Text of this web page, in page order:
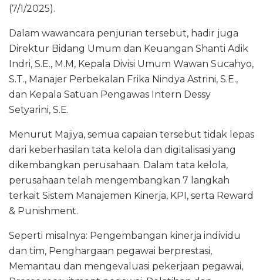
(7/1/2025).
Dalam wawancara penjurian tersebut, hadir juga
Direktur Bidang Umum dan Keuangan Shanti Adik
Indri, S.E., M.M, Kepala Divisi Umum Wawan Sucahyo,
S.T., Manajer Perbekalan Frika Nindya Astrini, S.E.,
dan Kepala Satuan Pengawas Intern Dessy
Setyarini, S.E.
Menurut Majiya, semua capaian tersebut tidak lepas
dari keberhasilan tata kelola dan digitalisasi yang
dikembangkan perusahaan. Dalam tata kelola,
perusahaan telah mengembangkan 7 langkah
terkait Sistem Manajemen Kinerja, KPI, serta Reward
& Punishment.
Seperti misalnya: Pengembangan kinerja individu
dan tim, Penghargaan pegawai berprestasi,
Memantau dan mengevaluasi pekerjaan pegawai,